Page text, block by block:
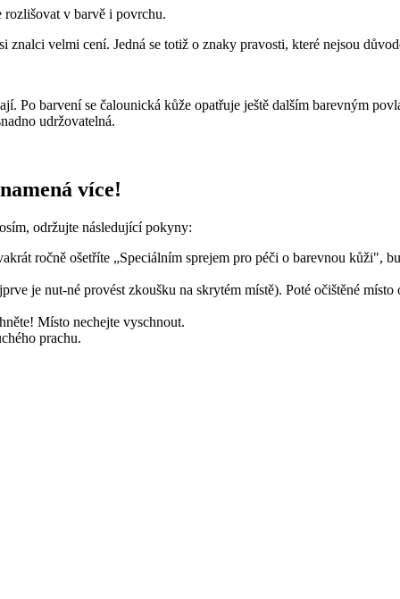
rozlišovat v barvě i povrchu.
velmi cení. Jedná se totiž o znaky pravosti, které nejsou
Po barvení se čalounická kůže opatřuje ještě dalším barevným
udržovatelná.
více!
održujte následující pokyny:
ročně ošetříte „Speciálním sprejem pro péči o barevnou kůži",
je nut-né provést zkoušku na skrytém místě). Poté očištěné
Místo nechejte vyschnout.
prachu.